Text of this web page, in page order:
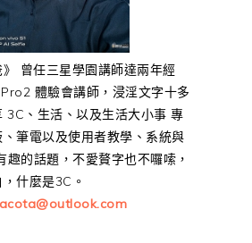
曾任三星學園講師達兩年經
體驗會講師，浸淫文字十多
3C、生活、以及生活大小事 專
筆電以及使用者教學、系統與
趣的話題，不愛贅字也不囉嗦，
什麼是3C。